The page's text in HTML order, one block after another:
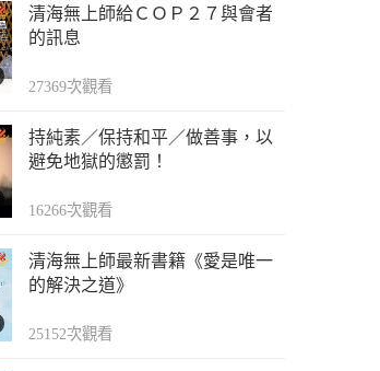
清海無上師給ＣＯＰ２７與會者
的訊息
27369次觀看
持純素／保持和平／做善事，以
避免地獄的懲罰！
16266次觀看
清海無上師最新書籍《愛是唯一
的解決之道》
25152次觀看